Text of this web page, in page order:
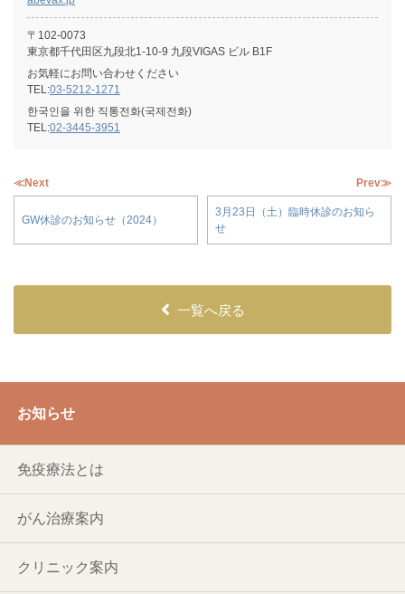
〒102-0073
東京都千代田区九段北1-10-9 九段VIGAS ビル B1F
お気軽にお問い合わせください
TEL:03-5212-1271
한국인을 위한 직통전화(국제전화)
TEL:02-3445-3951
≪Next
GW休診のお知らせ（2024）
Prev≫
3月23日（土）臨時休診のお知ら
せ
一覧へ戻る
免疫療法とは
がん治療案内
クリニック案内
お知らせ